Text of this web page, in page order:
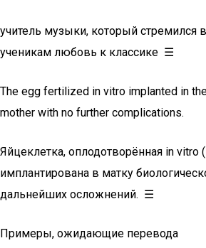
учитель музыки, который стремился
ученикам любовь к классике ☰
The egg fertilized in vitro implanted in
mother with no further complications.
Яйцеклетка, оплодотворённая in vitro
имплантирована в матку
дальнейших осложнений. ☰
Примеры, ожидающие перевода